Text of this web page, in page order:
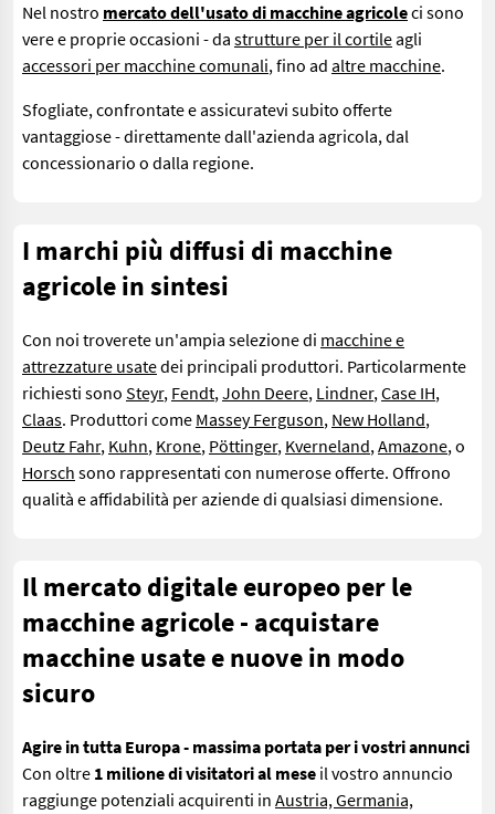
Nel nostro mercato dell'usato di macchine agricoleci sono
vere e proprie occasioni - da strutture per il cortileagli
accessori per macchine comunali, fino ad altre macchine.
Sfogliate, confrontate e assicuratevi subito offerte
vantaggiose - direttamente dall'azienda agricola, dal
concessionario o dalla regione.
I marchi più diffusi di macchine
agricole in sintesi
Con noi troverete un'ampia selezione di macchine e
attrezzature usatedei principali produttori. Particolarmente
richiesti sono Steyr, Fendt,John Deere, Lindner,Case IH,
Claas. Produttori come Massey Ferguson, New Holland,
Deutz Fahr, Kuhn, Krone, Pöttinger, Kverneland,Amazone, o
Horsch sono rappresentati con numerose offerte. Offrono
qualità e affidabilità per aziende di qualsiasi dimensione.
Il mercato digitale europeo per le
macchine agricole - acquistare
macchine usate e nuove in modo
sicuro
Agire in tutta Europa - massima portata per i vostri annunci
Con oltre 1 milione di visitatori al mese il vostro annuncio
raggiunge potenziali acquirenti in Austria, Germania,